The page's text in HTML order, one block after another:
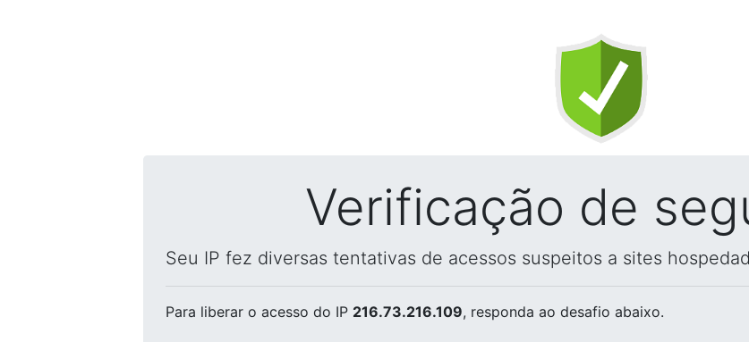
Verificação de
Seu IP fez diversas tentativas de acessos suspeitos a sites
Para liberar o acesso do IP 216.73.216.109, responda ao desafio abaixo.